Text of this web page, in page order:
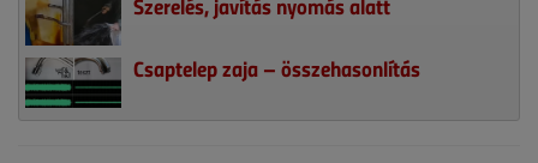
Szerelés, javítás nyomás alatt
Csaptelep zaja – összehasonlítás